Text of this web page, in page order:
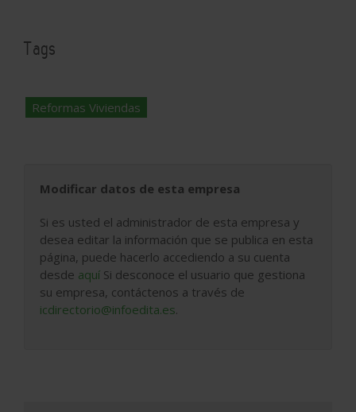
Tags
Reformas Viviendas
Modificar datos de esta empresa
Si es usted el administrador de esta empresa y
desea editar la información que se publica en esta
página, puede hacerlo accediendo a su cuenta
desde aquí Si desconoce el usuario que gestiona
su empresa, contáctenos a través de
icdirectorio@infoedita.es.